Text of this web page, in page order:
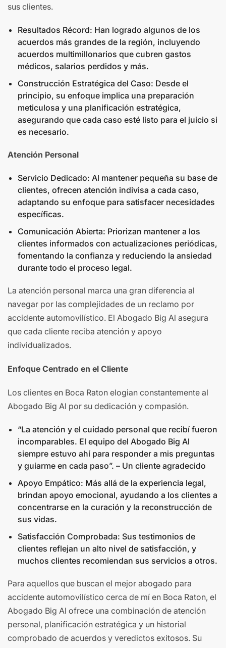
sus clientes.
Resultados Récord: Han logrado algunos de los
acuerdos más grandes de la región, incluyendo
acuerdos multimillonarios que cubren gastos
médicos, salarios perdidos y más.
Construcción Estratégica del Caso: Desde el
principio, su enfoque implica una preparación
meticulosa y una planificación estratégica,
asegurando que cada caso esté listo para el juicio si
es necesario.
Atención Personal
Servicio Dedicado: Al mantener pequeña su base de
clientes, ofrecen atención indivisa a cada caso,
adaptando su enfoque para satisfacer necesidades
específicas.
Comunicación Abierta: Priorizan mantener a los
clientes informados con actualizaciones periódicas,
fomentando la confianza y reduciendo la ansiedad
durante todo el proceso legal.
La atención personal marca una gran diferencia al
navegar por las complejidades de un reclamo por
accidente automovilístico. El Abogado Big Al asegura
que cada cliente reciba atención y apoyo
individualizados.
Enfoque Centrado en el Cliente
Los clientes en Boca Raton elogian constantemente al
Abogado Big Al por su dedicación y compasión.
“La atención y el cuidado personal que recibí fueron
incomparables. El equipo del Abogado Big Al
siempre estuvo ahí para responder a mis preguntas
y guiarme en cada paso”. – Un cliente agradecido
Apoyo Empático: Más allá de la experiencia legal,
brindan apoyo emocional, ayudando a los clientes a
concentrarse en la curación y la reconstrucción de
sus vidas.
Satisfacción Comprobada: Sus testimonios de
clientes reflejan un alto nivel de satisfacción, y
muchos clientes recomiendan sus servicios a otros.
Para aquellos que buscan el mejor abogado para
accidente automovilístico cerca de mí en Boca Raton, el
Abogado Big Al ofrece una combinación de atención
personal, planificación estratégica y un historial
comprobado de acuerdos y veredictos exitosos. Su